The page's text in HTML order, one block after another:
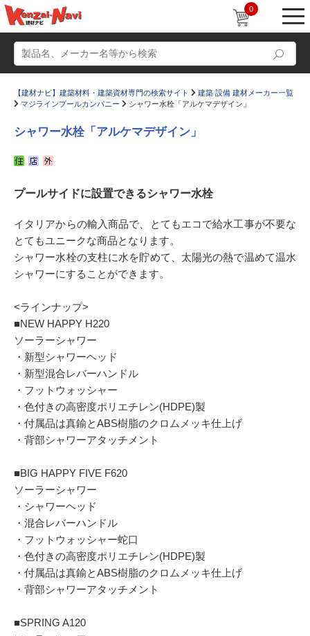
0
かたなび コラム
すまいリング 設計士インタビュー
Q＆A 販売・施工代理店募集
お気に入り
【建材ナビ】建築材料・建築資材専門の検索サイト
建築 設備 建材メーカー一覧
マジラインプールカンパニー
シャワー水栓「アルケマデザイン」
シャワー水栓「アルケマデザイン」
プールサイドに設置できるシャワー水栓
イタリアからの輸入商品で、とてもエコで給水工事が不要な
とてもユニークな商品となります。
シャワー水栓の支柱に水を貯めて、太陽光の熱で温めて温水
シャワーにすることができます。
<ラインナップ>
■NEW HAPPY H220
ソーラーシャワー
・新型シャワーヘッド
・新型混合レバーハンドル
・フットウォッシャー
・色付きの高密度ポリエチレン(HDPE)製
・付属品は真鍮とABS樹脂のクロムメッキ仕上げ
・背部シャワーアタッチメント
■BIG HAPPY FIVE F620
ソーラーシャワー
・シャワーヘッド
・混合レバーハンドル
・フットウォッシャー蛇口
・色付きの高密度ポリエチレン(HDPE)製
・付属品は真鍮とABS樹脂のクロムメッキ仕上げ
・背部シャワーアタッチメント
■SPRING A120